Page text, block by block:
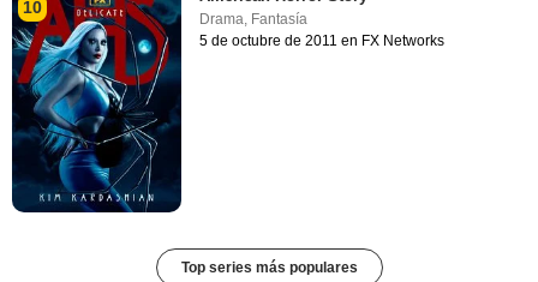
10
Drama Fantasía
5 de octubre de 2011 en FX Networks
Top series más populares